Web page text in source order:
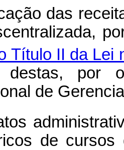
das
Título II da Lei
destas, por
de
de